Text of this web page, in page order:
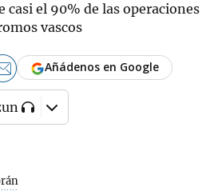
casi el 90% de las operaciones
vascos
Añádenos en Google